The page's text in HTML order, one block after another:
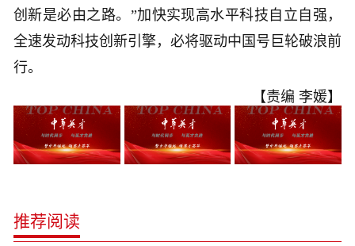
创新是必由之路。”加快实现高水平科技自立自强，
全速发动科技创新引擎，必将驱动中国号巨轮破浪前
行。
【责编 李媛】
推荐阅读